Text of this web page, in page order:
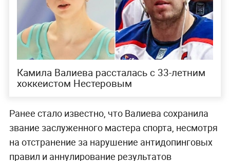
Камила Валиева рассталась с 33-летним
хоккеистом Нестеровым
Ранее стало известно, что Валиева сохранила
звание заслуженного мастера спорта, несмотря
на отстранение за нарушение антидопинговых
правил и аннулирование результатов